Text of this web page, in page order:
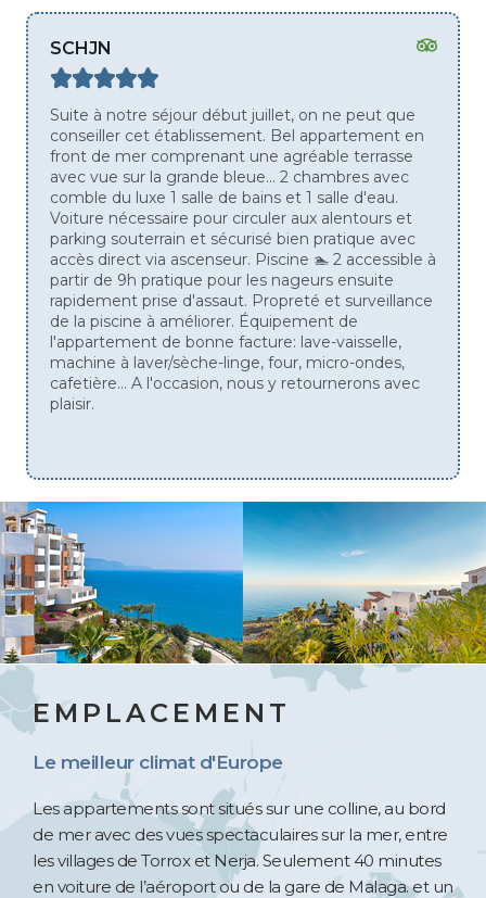
E
P
L
U
S
on ne peut que
appartement en
terrasse
chambres avec
1 salle d'eau.
aux alentours et
pratique avec
🏊 2 accessible à
ensuite
et surveillance
de
lave-vaisselle,
micro-ondes,
avec
Nous y sommes allez en couple
et franchement ... Difficile de faire
la, appart hotel topissime ! Tous les
vue panoramique sur la mer ... le
totalement équipé (cafetiere, grille
vaisselle, machine a laver,
très propre ! La résidence est très
situé a quelques metres de la mer.
n’aime pas le sable vous avez la
profiter de deux piscines qui elles
d’excelentes qualités. La
residence est super bien
y a la possibilité d’avoir une place
souterrain et dans le cas contraire il
des places à l’exterieur ... tout ça à
Nerja. Que demander de plus ? Je
EMPLACEMENT
Le meilleur climat d'Europe
Les appartements sont situés sur une colline, au bord
de mer avec des vues spectaculaires sur la mer, entre
les villages de Torrox et Nerja. Seulement 40 minutes
en voiture de l’aéroport ou de la gare de Malaga. et un